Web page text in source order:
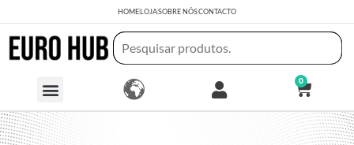
HOMELOJASOBRE NÓSCONTACTO
0